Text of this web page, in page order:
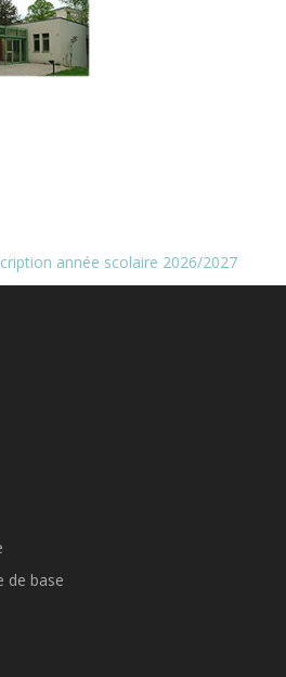
année scolaire 2026/2027
de base